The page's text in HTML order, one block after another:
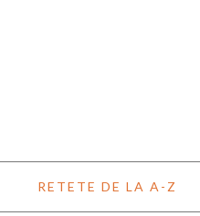
RETETE DE LA A-Z